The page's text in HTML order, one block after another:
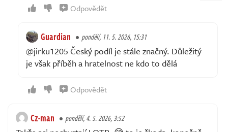
Odpovědět
Guardian pondělí, 11. 5. 2026, 15:31
@jirku1205 Český podíl je stále značný. Důležitý
je však příběh a hratelnost ne kdo to dělá
Odpovědět
Cz-man pondělí, 4. 5. 2026, 3:52